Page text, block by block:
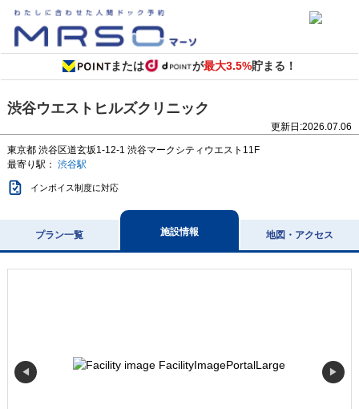
または が最大3.5%貯まる！
渋谷ウエストヒルズクリニック
更新日:2026.07.06
東京都 渋谷区道玄坂1-12-1 渋谷マークシティウエスト11F
最寄り駅： 渋谷駅
インボイス制度に対応
プラン一覧 施設情報 地図・アクセス
◀ ▶